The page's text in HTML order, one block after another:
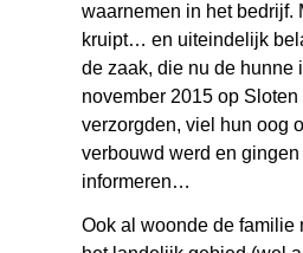
waarnemen in het bedrijf.
kruipt… en uiteindelijk
de zaak, die nu de hunne
november 2015 op
verzorgden, viel hun oog
verbouwd werd en
informeren…
Ook al woonde de familie